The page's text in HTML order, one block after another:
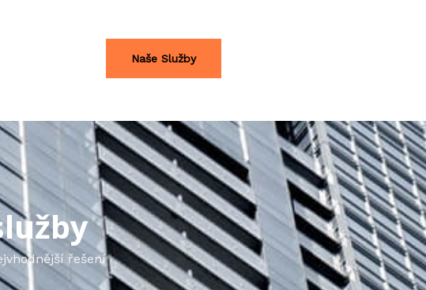
Naše Služby
řešení